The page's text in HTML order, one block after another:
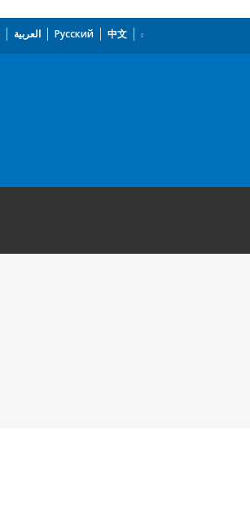
العربية Русский 中文